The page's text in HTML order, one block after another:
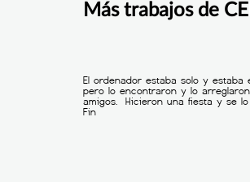
Más trabajos de